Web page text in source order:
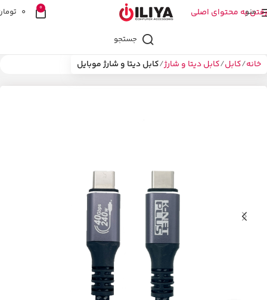
رفتن به محتوای اصلی
منو 0
0
جستجو
خانه کابل کابل دیتا و شارژ کابل دیتا و شارژ موبایل